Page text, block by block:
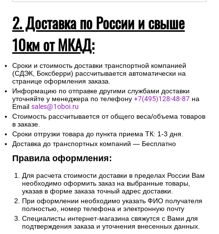
2. Доставка по России и свыше
10км от МКАД:
Сроки и стоимость доставки транспортной компанией
(СДЭК, Боксберри) рассчитывается автоматически на
странице оформления заказа.
Информацию по отправке другими службами доставки
уточняйте у менеджера по телефону +7(495)128-48-87 на
Email sales@1oboi.ru
Стоимость рассчитывается от общего веса/объема товаров
в заказе.
Сроки отгрузки товара до пункта приема ТК: 1-3 дня.
Доставка до транспортных компаний — Бесплатно
Правила оформления:
Для расчета стоимости доставки в пределах России Вам
необходимо оформить заказ на выбранные товары,
указав в форме заказа точный адрес доставки.
При оформлении необходимо указать ФИО получателя
полностью, номер телефона и электронную почту
Специалисты интернет-магазина свяжутся с Вами для
подтверждения заказа и уточнения внесенных данных.